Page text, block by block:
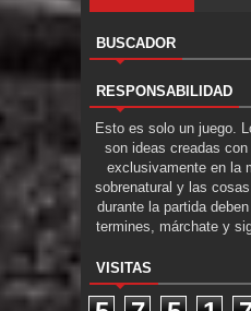
BUSCADOR
RESPONSABILIDAD
Esto es solo un juego.
son ideas creadas
exclusivamente en la
sobrenatural y las
durante la partida
termines, márchate y
VISITAS